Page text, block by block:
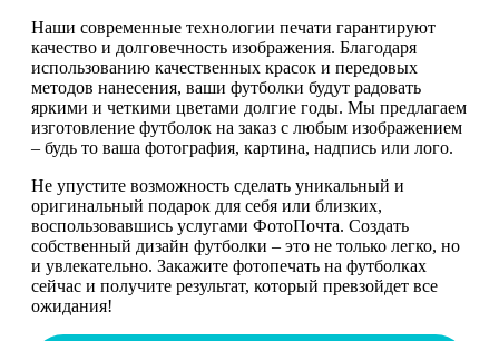
Наши современные технологии печати гарантируют
качество и долговечность изображения. Благодаря
использованию качественных красок и передовых
методов нанесения, ваши футболки будут радовать
яркими и четкими цветами долгие годы. Мы предлагаем
изготовление футболок на заказ с любым изображением
– будь то ваша фотография, картина, надпись или лого.
Не упустите возможность сделать уникальный и
оригинальный подарок для себя или близких,
воспользовавшись услугами ФотоПочта. Создать
собственный дизайн футболки – это не только легко, но
и увлекательно. Закажите фотопечать на футболках
сейчас и получите результат, который превзойдет все
ожидания!